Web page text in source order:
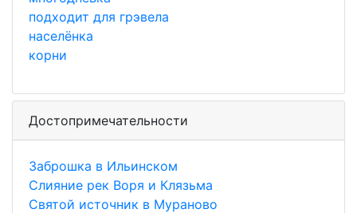
подходит для грэвела
населёнка
корни
Достопримечательности
Заброшка в Ильинском
Слияние рек Воря и Клязьма
Святой источник в Мураново